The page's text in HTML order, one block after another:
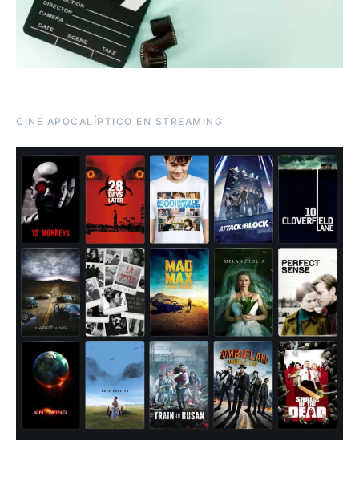
CINE APOCALÍPTICO EN STREAMING